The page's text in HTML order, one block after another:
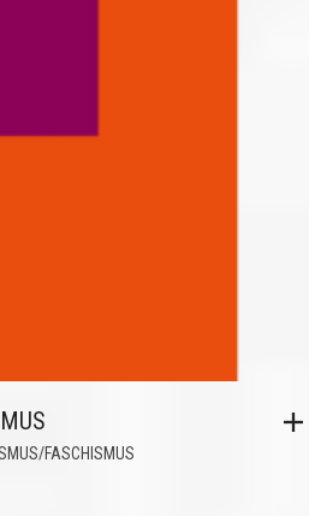
FASCHISMUS